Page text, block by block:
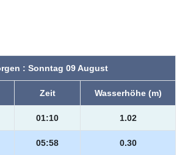
: Sonntag 09 August
Zeit Wasserhöhe (m)
01:10 1.02
05:58 0.30